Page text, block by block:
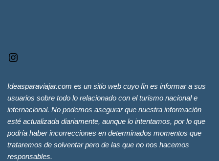
Ideasparaviajar.com es un sitio web cuyo fin es informar a sus
usuarios sobre todo lo relacionado con el turismo nacional e
internacional. No podemos asegurar que nuestra información
esté actualizada diariamente, aunque lo intentamos, por lo que
podría haber incorrecciones en determinados momentos que
trataremos de solventar pero de las que no nos hacemos
responsables.